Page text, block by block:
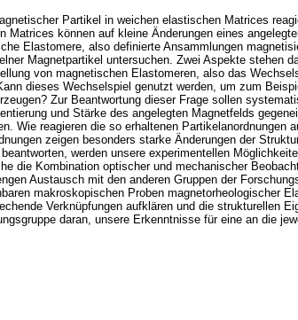
Partikel in weichen elastischen Matrices
können auf kleine Änderungen eines
Elastomere, also definierte Ansammlungen
Magnetpartikel untersuchen. Zwei Aspekte stehen
von magnetischen Elastomeren, also das
dieses Wechselspiel genutzt werden, um zum
Zur Beantwortung dieser Frage sollen
und Stärke des angelegten Magnetfelds
Wie reagieren die so erhaltenen Partikelanordnungen
zeigen besonders starke Änderungen der
werden unsere experimentellen
die Kombination optischer und mechanischer
Austausch mit den anderen Gruppen der
makroskopischen Proben magnetorheologischer
Verknüpfungen aufklären und die strukturellen
daran, unsere Erkenntnisse für eine an die